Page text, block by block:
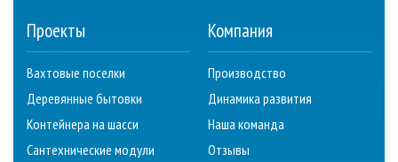
Проекты
Вахтовые поселки
Деревянные бытовки
Контейнера на шасси
Сантехнические модули
Компания
Производство
Динамика развития
Наша команда
Отзывы